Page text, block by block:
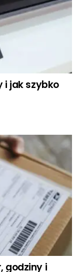
i jak szybko
godziny i